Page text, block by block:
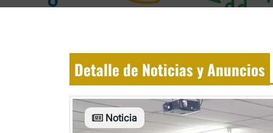
Detalle de Noticias y Anuncios
Noticia